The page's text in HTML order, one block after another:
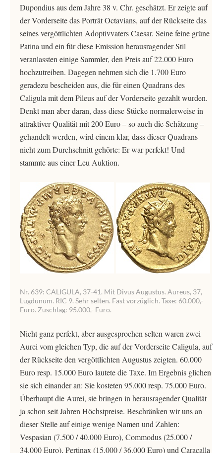
Dupondius aus dem Jahre 38 v. Chr. geschätzt. Er zeigte auf
der Vorderseite das Porträt Octavians, auf der Rückseite das
seines vergöttlichten Adoptivvaters Caesar. Seine feine grüne
Patina und ein für diese Emission herausragender Stil
veranlassten einige Sammler, den Preis auf 22.000 Euro
hochzutreiben. Dagegen nehmen sich die 1.700 Euro
geradezu bescheiden aus, die für einen Quadrans des
Caligula mit dem Pileus auf der Vorderseite gezahlt wurden.
Denkt man aber daran, dass diese Stücke normalerweise in
attraktiver Qualität mit 200 Euro – so auch die Schätzung –
gehandelt werden, wird einem klar, dass dieser Quadrans
nicht zum Durchschnitt gehörte: Er war perfekt! Und
stammte aus einer Leu Auktion.
Nr. 639: CALIGULA, 37-41. Mit Divus Augustus. Aureus, 37,
Lugdunum. RIC 9. Sehr selten. Fast vorzüglich. Taxe: 60.000,-
Euro. Zuschlag: 95.000,- Euro.
Nicht ganz perfekt, aber ausgesprochen selten waren zwei
Aurei vom gleichen Typ, die auf der Vorderseite Caligula, auf
der Rückseite den vergöttlichten Augustus zeigten. 60.000
Euro resp. 15.000 Euro lautete die Taxe. Im Ergebnis glichen
sie sich einander an: Sie kosteten 95.000 resp. 75.000 Euro.
Überhaupt die Aurei, sie bringen in herausragender Qualität
ja schon seit Jahren Höchstpreise. Beschränken wir uns an
dieser Stelle auf einige wenige Namen und Zahlen:
Vespasian (7.500 / 40.000 Euro), Commodus (25.000 /
34.000 Euro), Pertinax (15.000 / 36.000 Euro) und Caracalla